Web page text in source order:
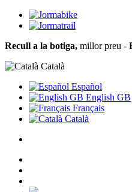
Recull a la botiga, millor preu -
Català
Español
English GB
Français
Català